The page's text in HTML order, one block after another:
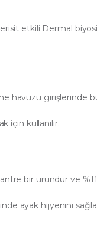
etkili Dermal
havuzu girişlerinde
için kullanılır.
bir üründür ve
ayak hijyenini